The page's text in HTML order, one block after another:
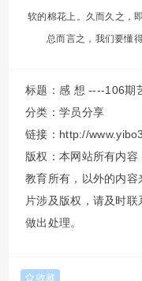
软的棉花上。久而久之，
总而言之，我们要懂
标题：感 想 ----106期
分类： 学员分享
链接：http://
版权：本网站所有内容
教育所有，以外的内容
片涉及版权，请及时
做出处理。
收藏